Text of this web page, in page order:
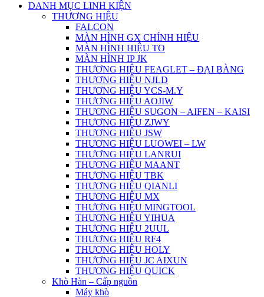
DANH MỤC LINH KIỆN
THƯƠNG HIỆU
FALCON
MÀN HÌNH GX CHÍNH HIỆU
MÀN HÌNH HIỆU TO
MÀN HÌNH IP JK
THƯƠNG HIỆU FEAGLET – ĐẠI BÀNG
THƯƠNG HIỆU NJLD
THƯƠNG HIỆU YCS-M.Y
THƯƠNG HIỆU AOJIW
THƯƠNG HIỆU SUGON – AIFEN – KAISI
THƯƠNG HIỆU ZJWY
THƯƠNG HIỆU JSW
THƯƠNG HIỆU LUOWEI – LW
THƯƠNG HIỆU LANRUI
THƯƠNG HIỆU MAANT
THƯƠNG HIỆU TBK
THƯƠNG HIỆU QIANLI
THƯƠNG HIỆU MX
THƯƠNG HIỆU MINGTOOL
THƯƠNG HIỆU YIHUA
THƯƠNG HIỆU 2UUL
THƯƠNG HIỆU RF4
THƯƠNG HIỆU HOLY
THƯƠNG HIỆU JC AIXUN
THƯƠNG HIỆU QUICK
Khò Hàn – Cấp nguồn
Máy khò